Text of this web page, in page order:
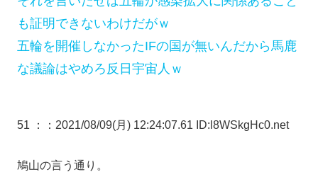
も証明できないわけだがｗ
五輪を開催しなかったIFの国が無いんだから馬鹿
な議論はやめろ反日宇宙人ｗ
51 ： ：2021/08/09(月) 12:24:07.61 ID:l8WSkgHc0.net
鳩山の言う通り。